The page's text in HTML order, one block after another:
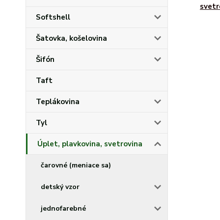
Softshell
Šatovka, košelovina
Šifón
Taft
Teplákovina
Tyl
Úplet, plavkovina, svetrovina
čarovné (meniace sa)
detský vzor
jednofarebné